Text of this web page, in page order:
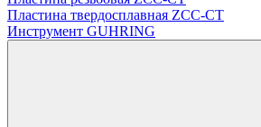
Пластина твердосплавная ZCC-CT
Инструмент GUHRING